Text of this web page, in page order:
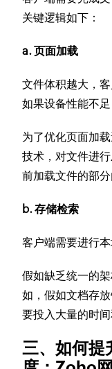
关键逻辑如下：
a. 页面加载
文件体积越大，
如果设备性能不
为了优化页面加
技术，对文件进
前加载文件的部
b. 存储检索
客户端需要进行本
假如缺乏统一的
如，假如文档存
要投入大量的时间
三、如何提